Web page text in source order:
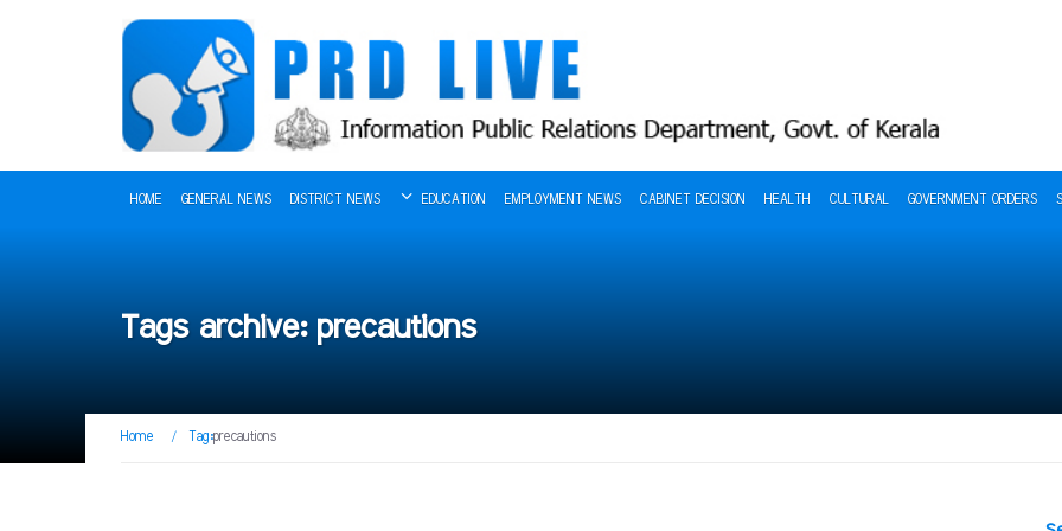
HOME GENERAL NEWS DISTRICT NEWS EDUCATION EMPLOYMENT NEWS CABINET DECISION HEALTH CULTURAL GOVERNMENT ORDERS
Tags archive: precautions
Home / Tag:precautions